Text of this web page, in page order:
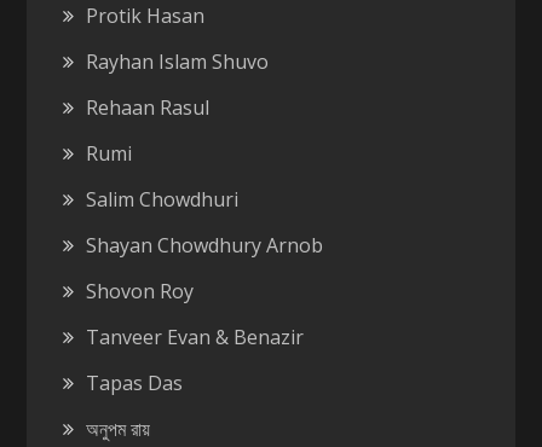
Protik Hasan
Rayhan Islam Shuvo
Rehaan Rasul
Rumi
Salim Chowdhuri
Shayan Chowdhury Arnob
Shovon Roy
Tanveer Evan & Benazir
Tapas Das
অনুপম রায়